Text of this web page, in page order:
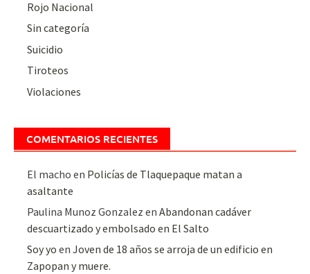
Rojo Nacional
Sin categoría
Suicidio
Tiroteos
Violaciones
COMENTARIOS RECIENTES
El macho en Policías de Tlaquepaque matan a
asaltante
Paulina Munoz Gonzalez enAbandonan cadáver
descuartizado y embolsado en El Salto
Soy yo enJoven de 18 años se arroja de un edificio en
Zapopan y muere.